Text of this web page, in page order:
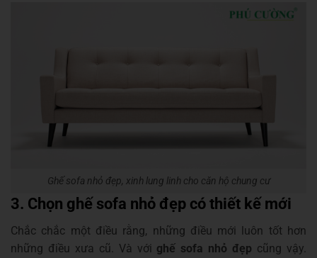
Ghế sofa nhỏ đẹp, xinh lung linh cho căn hộ chung cư
3. Chọn ghế sofa nhỏ đẹp có thiết kế mới
Chắc chắc một điều rằng, những điều mới luôn tốt hơn
những điều xưa cũ. Và với ghế sofa nhỏ đẹp cũng vậy.